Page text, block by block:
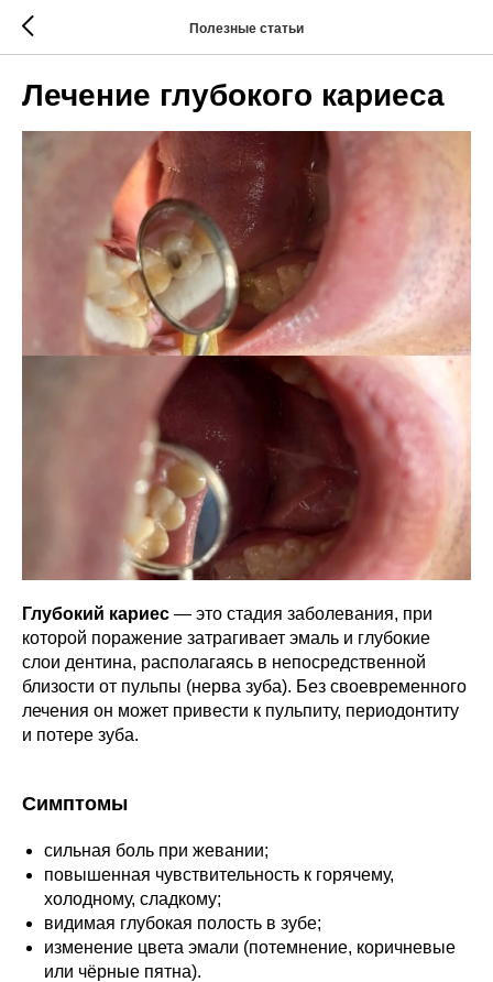
Полезные статьи
Лечение глубокого кариеса
Глубокий кариес — это стадия заболевания, при
которой поражение затрагивает эмаль и глубокие
слои дентина, располагаясь в непосредственной
близости от пульпы (нерва зуба). Без своевременного
лечения он может привести к пульпиту, периодонтиту
и потере зуба.
Симптомы
сильная боль при жевании;
повышенная чувствительность к горячему,
холодному, сладкому;
видимая глубокая полость в зубе;
изменение цвета эмали (потемнение, коричневые
или чёрные пятна).